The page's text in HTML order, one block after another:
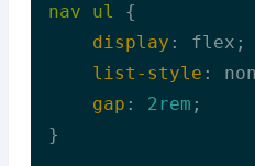
nav ul
{
display : flex;
list-style :
gap : 2rem ;
}